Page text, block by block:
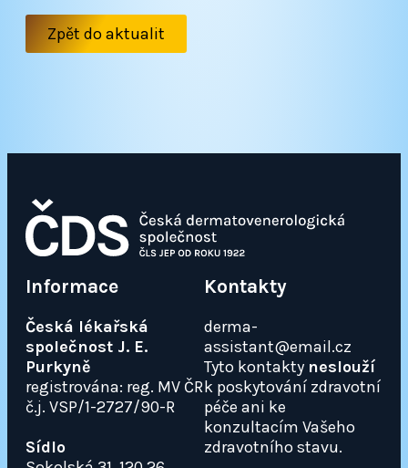
Zpět do aktualit
Informace
Česká lékařská
společnost J. E.
Purkyně
registrována: reg. MV ČR
č.j. VSP/1-2727/90-R
Sídlo
Kontakty
derma-
assistant@email.cz
Tyto kontakty neslouží
k poskytování zdravotní
péče ani ke
konzultacím Vašeho
zdravotního stavu.